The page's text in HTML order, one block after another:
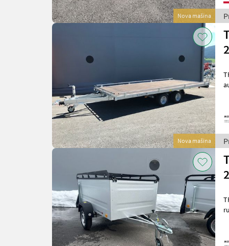
Nova mašina
Nova mašina